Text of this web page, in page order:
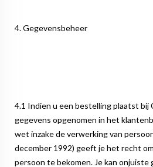
4. Gegevensbeheer
4.1 Indien u een bestelling plaatst bij
gegevens opgenomen in het
wet inzake de verwerking van
december 1992) geeft je het recht
persoon te bekomen. Je kan onjuiste